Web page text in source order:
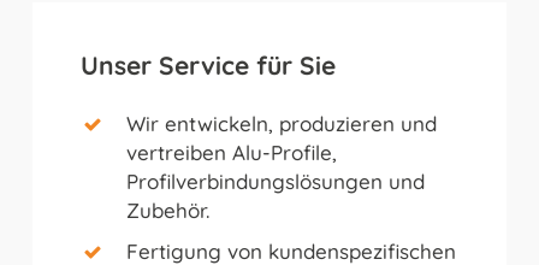
Unser Service für Sie
Wir entwickeln, produzieren und
vertreiben Alu-Profile,
Profilverbindungslösungen und
Zubehör.
Fertigung von kundenspezifischen